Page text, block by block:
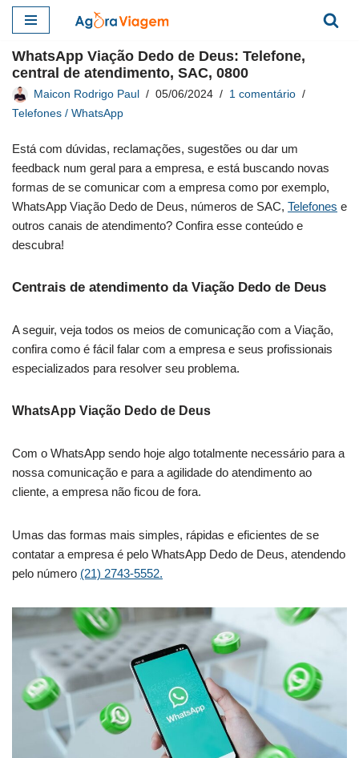
para
o
conteúdo
WhatsApp Viação Dedo de Deus: Telefone,
central de atendimento, SAC, 0800
Maicon Rodrigo Paul 05/06/2024
1 comentário
Telefones / WhatsApp
Está com dúvidas, reclamações, sugestões ou dar um
feedback num geral para a empresa, e está buscando novas
formas de se comunicar com a empresa como por exemplo,
WhatsApp Viação Dedo de Deus, números de SAC, Telefones e
outros canais de atendimento? Confira esse conteúdo e
descubra!
Centrais de atendimento da Viação Dedo de Deus
A seguir, veja todos os meios de comunicação com a Viação,
confira como é fácil falar com a empresa e seus profissionais
especializados para resolver seu problema.
WhatsApp Viação Dedo de Deus
Com o WhatsApp sendo hoje algo totalmente necessário para a
nossa comunicação e para a agilidade do atendimento ao
cliente, a empresa não ficou de fora.
Umas das formas mais simples, rápidas e eficientes de se
contatar a empresa é pelo WhatsApp Dedo de Deus, atendendo
pelo número (21) 2743-5552.